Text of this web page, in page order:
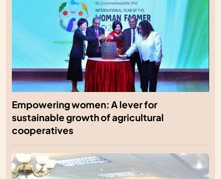
Empowering women: A lever for
sustainable growth of agricultural
cooperatives